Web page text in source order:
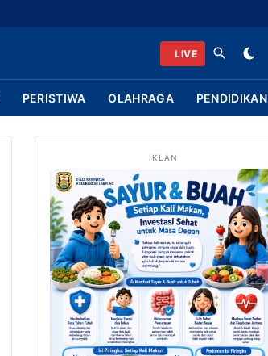
LIVE
PERISTIWA OLAHRAGA PENDIDIKAN
IKLAN